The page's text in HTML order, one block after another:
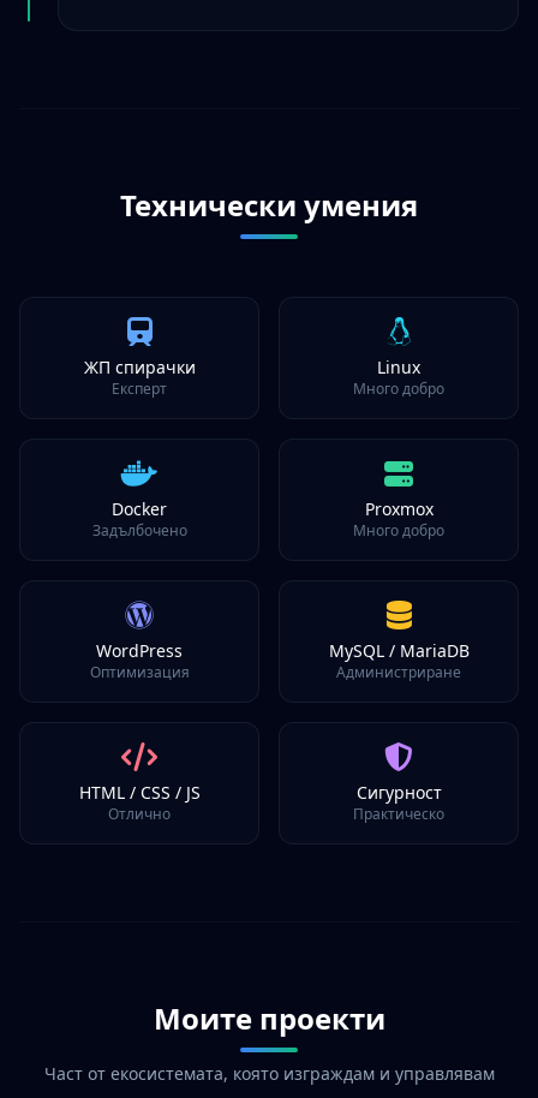
Технически умения
ЖП спирачки
Експерт
Linux
Много добро
Docker
Задълбочено
Proxmox
Много добро
WordPress
Оптимизация
MySQL / MariaDB
Администриране
HTML / CSS / JS
Отлично
Сигурност
Практическо
Моите проекти
Част от екосистемата, която изграждам и управлявам